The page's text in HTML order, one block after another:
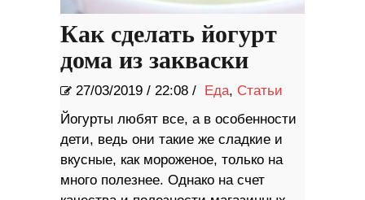
Как сделать йогурт
дома из закваски
27/03/2019 / 22:08 / Еда, Статьи
Йогурты любят все, а в особенности
дети, ведь они такие же сладкие и
вкусные, как мороженое, только на
много полезнее. Однако на счет